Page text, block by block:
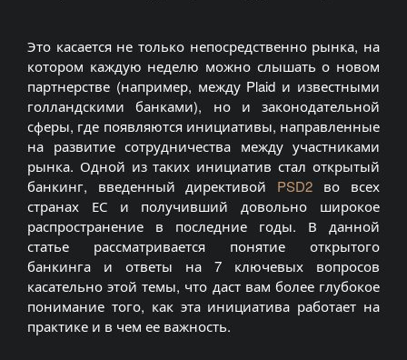
Это касается не только непосредственно рынка, на
котором каждую неделю можно слышать о новом
партнерстве (например, между Plaid и известными
голландскими банками), но и законодательной
сферы, где появляются инициативы, направленные
на развитие сотрудничества между участниками
рынка. Одной из таких инициатив стал открытый
банкинг, введенный директивой PSD2 во всех
странах ЕС и получивший довольно широкое
распространение в последние годы. В данной
статье рассматривается понятие открытого
банкинга и ответы на 7 ключевых вопросов
касательно этой темы, что даст вам более глубокое
понимание того, как эта инициатива работает на
практике и в чем ее важность.